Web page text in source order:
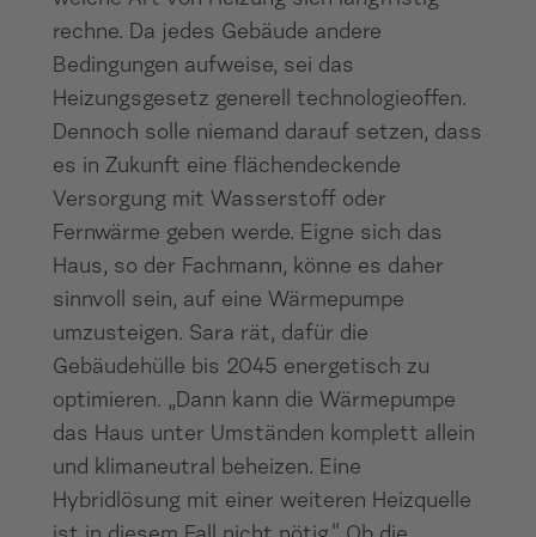
rechne. Da jedes Gebäude andere
Bedingungen aufweise, sei das
Heizungsgesetz generell technologieoffen.
Dennoch solle niemand darauf setzen, dass
es in Zukunft eine flächendeckende
Versorgung mit Wasserstoff oder
Fernwärme geben werde. Eigne sich das
Haus, so der Fachmann, könne es daher
sinnvoll sein, auf eine Wärmepumpe
umzusteigen. Sara rät, dafür die
Gebäudehülle bis 2045 energetisch zu
optimieren. „Dann kann die Wärmepumpe
das Haus unter Umständen komplett allein
und klimaneutral beheizen. Eine
Hybridlösung mit einer weiteren Heizquelle